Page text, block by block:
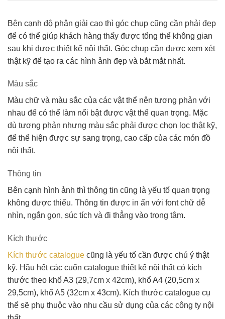
Bên cạnh độ phân giải cao thì góc chụp cũng cần phải đẹp
để có thể giúp khách hàng thấy được tổng thể không gian
sau khi được thiết kế nội thất. Góc chụp cần được xem xét
thật kỹ để tạo ra các hình ảnh đẹp và bắt mắt nhất.
Màu sắc
Màu chữ và màu sắc của các vật thể nên tương phản với
nhau để có thể làm nổi bật được vật thể quan trọng. Mặc
dù tương phản nhưng màu sắc phải được chọn lọc thật kỹ,
để thể hiện được sự sang trọng, cao cấp của các món đồ
nội thất.
Thông tin
Bên cạnh hình ảnh thì thông tin cũng là yếu tố quan trọng
không được thiếu. Thông tin được in ấn với font chữ dễ
nhìn, ngắn gọn, súc tích và đi thẳng vào trọng tâm.
Kích thước
Kích thước catalogue cũng là yếu tố cần được chú ý thật
kỹ. Hầu hết các cuốn catalogue thiết kế nội thất có kích
thước theo khổ A3 (29,7cm x 42cm), khổ A4 (20,5cm x
29,5cm), khổ A5 (32cm x 43cm). Kích thước catalogue cụ
thể sẽ phụ thuộc vào nhu cầu sử dụng của các công ty nội